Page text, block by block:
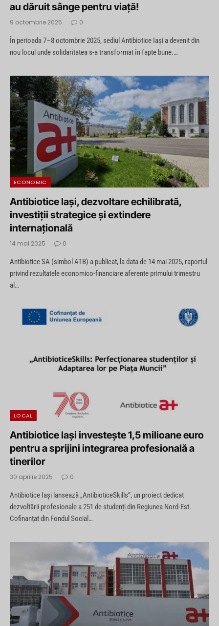
au dăruit sânge pentru viață!
9 octombrie 2025 0
În perioada 7–8 octombrie 2025, sediul Antibiotice Iași a devenit din
nou locul unde solidaritatea s-a transformat în fapte bune.…
ECONOMIC
Antibiotice Iași, dezvoltare echilibrată,
investiții strategice și extindere
internațională
14 mai 2025 0
Antibiotice SA (simbol ATB) a publicat, la data de 14 mai 2025, raportul
privind rezultatele economico-financiare aferente primului trimestru
al…
LOCAL
Antibiotice Iași investește 1,5 milioane euro
pentru a sprijini integrarea profesională a
tinerilor
30 aprilie 2025 0
Antibiotice Iași lansează „AntibioticeSkills”, un proiect dedicat
dezvoltării profesionale a 251 de studenți din Regiunea Nord-Est.
Cofinanțat din Fondul Social…